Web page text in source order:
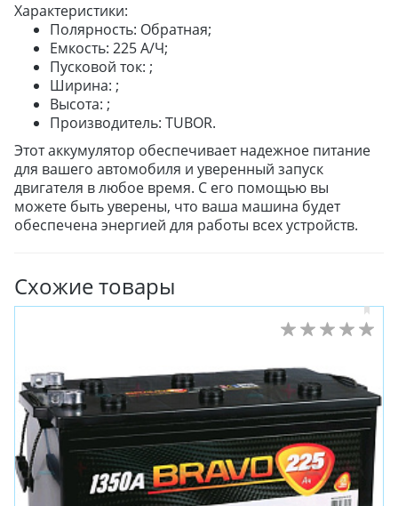
ЗИМНИЕ
ЛЕТНИЕ
ВСЕСЕЗОННЫЕ
ДЛЯ ГРУЗОВЫХ АВТО
ЛИТЫЕ
ШТАМПОВАНЫЕ
ДЛЯ ГРУЗОВЫХ АВТО
ДЛЯ ГРУЗОВЫХ АВТО
ДЛЯ ЛЕГКОВЫХ АВТО
ШИНЫ
ДИСКИ
АККУМУЛЯТОРЫ
Характеристики:
Полярность: Обратная;
Емкость: 225 А/Ч;
Пусковой ток: ;
Ширина: ;
Высота: ;
Производитель: TUBOR.
Этот аккумулятор обеспечивает надежное питание
для вашего автомобиля и уверенный запуск
двигателя в любое время. С его помощью вы
можете быть уверены, что ваша машина будет
обеспечена энергией для работы всех устройств.
Схожие товары